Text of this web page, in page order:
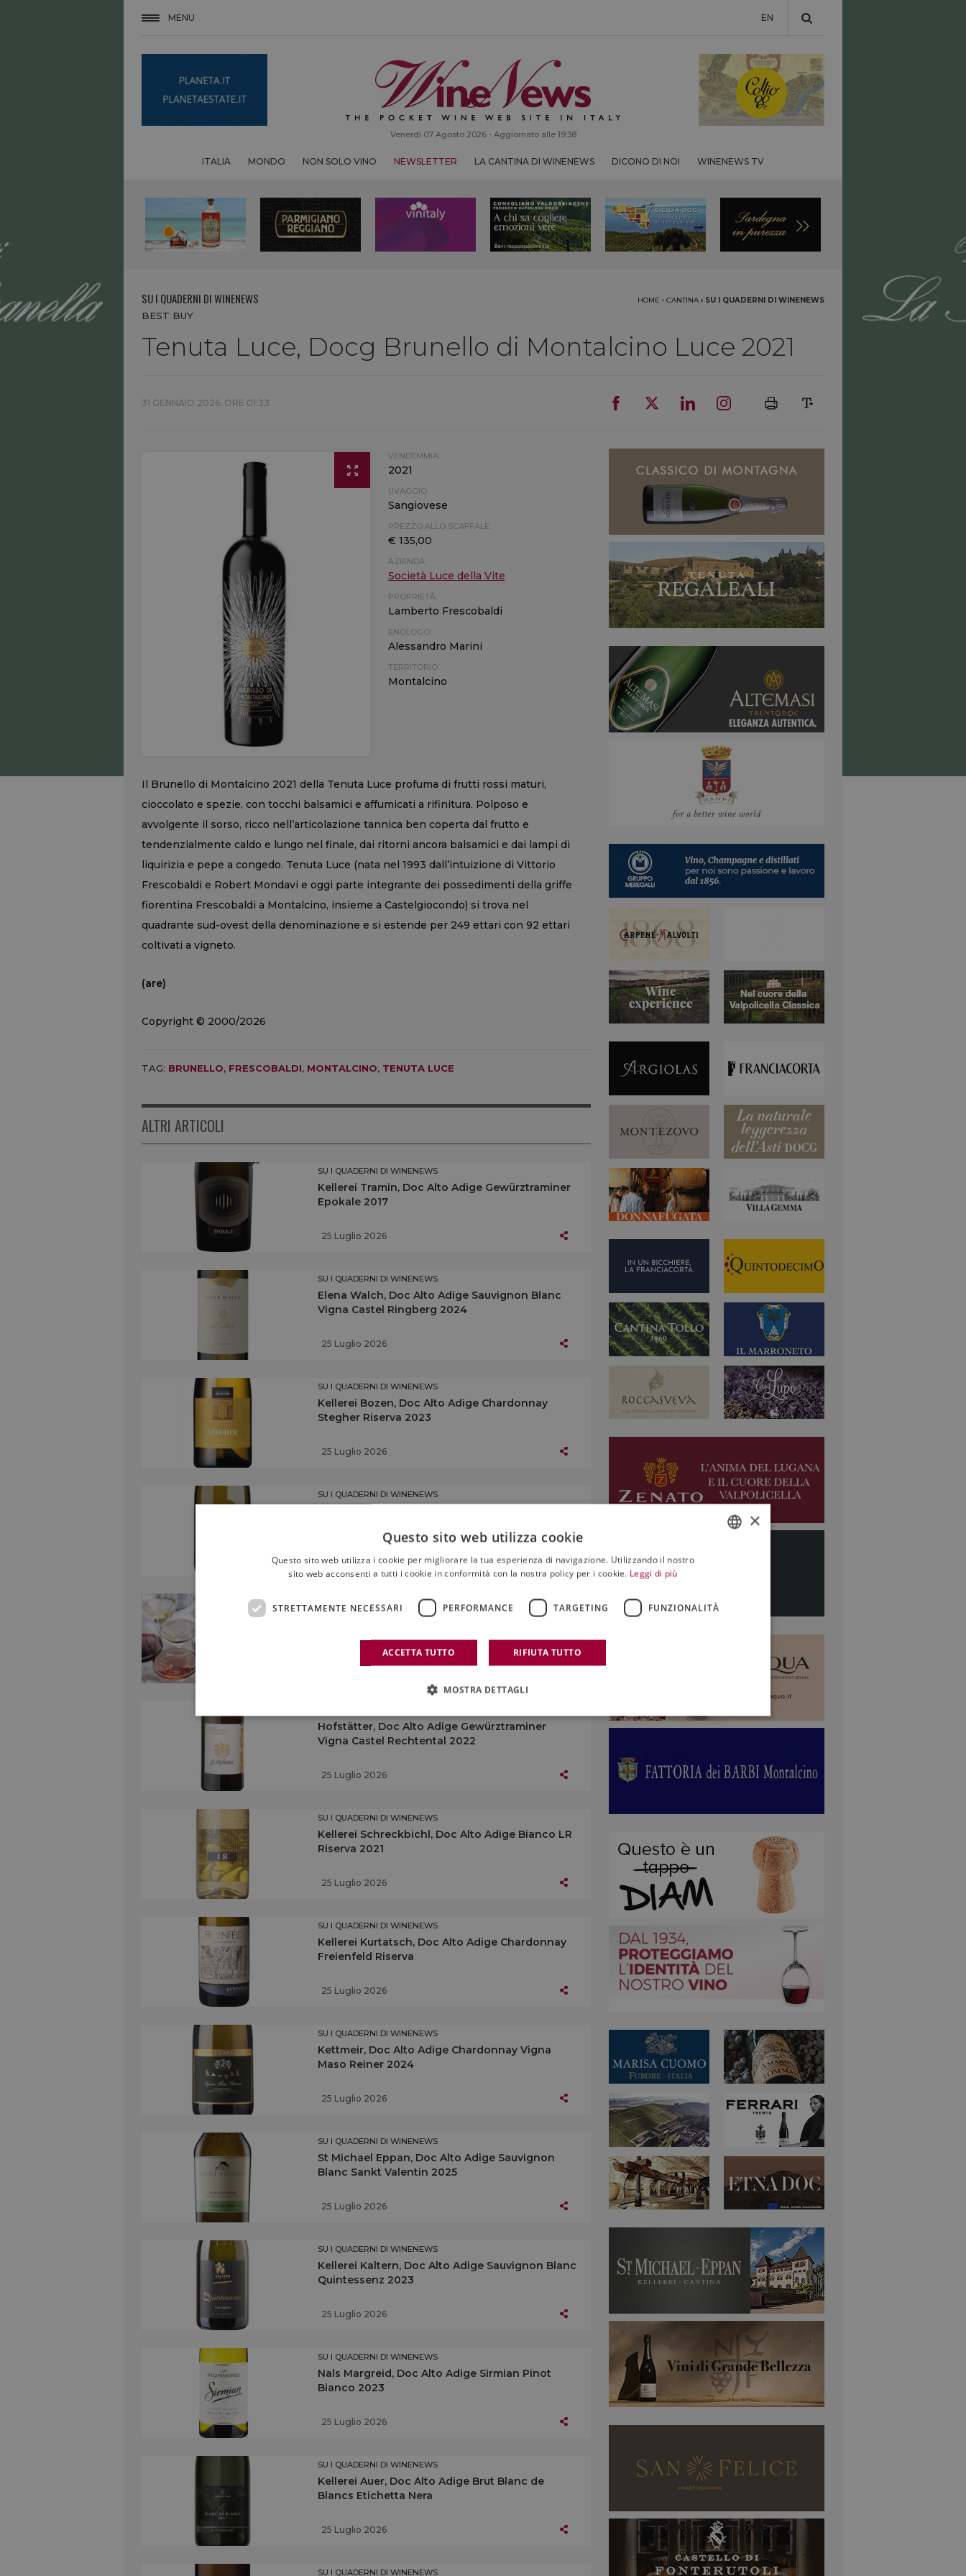
MENU EN
Venerdì 07 Agosto 2026 - Aggiornato alle 19:38
ITALIA MONDO NON SOLO VINO NEWSLETTER LA CANTINA DI WINENEWS DICONO DI NOI WINENEWS TV
SU I QUADERNI DI WINENEWS HOME › CANTINA › SU I QUADERNI DI WINENEWS
BEST BUY
Tenuta Luce, Docg Brunello di Montalcino Luce 2021
31 GENNAIO 2026, ORE 01:33
VENDEMMIA:
2021
UVAGGIO:
Sangiovese
PREZZO ALLO SCAFFALE:
€ 135,00
AZIENDA:
Società Luce della Vite
PROPRIETÀ:
Lamberto Frescobaldi
ENOLOGO:
Alessandro Marini
TERRITORIO:
Montalcino
Il Brunello di Montalcino 2021 della Tenuta Luce profuma di frutti rossi maturi,
cioccolato e spezie, con tocchi balsamici e affumicati a rifinitura. Polposo e
avvolgente il sorso, ricco nell’articolazione tannica ben coperta dal frutto e
tendenzialmente caldo e lungo nel finale, dai ritorni ancora balsamici e dai lampi di
liquirizia e pepe a congedo. Tenuta Luce (nata nel 1993 dall’intuizione di Vittorio
Frescobaldi e Robert Mondavi e oggi parte integrante dei possedimenti della griffe
fiorentina Frescobaldi a Montalcino, insieme a Castelgiocondo) si trova nel
quadrante sud-ovest della denominazione e si estende per 249 ettari con 92 ettari
coltivati a vigneto.
(are)
Copyright © 2000/2026
TAG: BRUNELLO, FRESCOBALDI, MONTALCINO, TENUTA LUCE
ALTRI ARTICOLI
SU I QUADERNI DI WINENEWS
Kellerei Tramin, Doc Alto Adige Gewürztraminer
Epokale 2017
25 Luglio 2026
SU I QUADERNI DI WINENEWS
Elena Walch, Doc Alto Adige Sauvignon Blanc
Vigna Castel Ringberg 2024
25 Luglio 2026
SU I QUADERNI DI WINENEWS
Kellerei Bozen, Doc Alto Adige Chardonnay
Stegher Riserva 2023
25 Luglio 2026
SU I QUADERNI DI WINENEWS
25 Luglio 2026
SU I QUADERNI DI WINENEWS
L’Alto Adige enoico
25 Luglio 2026
Hofstätter, Doc Alto Adige Gewürztraminer
Vigna Castel Rechtental 2022
25 Luglio 2026
SU I QUADERNI DI WINENEWS
Kellerei Schreckbichl, Doc Alto Adige Bianco LR
Riserva 2021
25 Luglio 2026
SU I QUADERNI DI WINENEWS
Kellerei Kurtatsch, Doc Alto Adige Chardonnay
Freienfeld Riserva
25 Luglio 2026
SU I QUADERNI DI WINENEWS
Kettmeir, Doc Alto Adige Chardonnay Vigna
Maso Reiner 2024
25 Luglio 2026
SU I QUADERNI DI WINENEWS
St Michael Eppan, Doc Alto Adige Sauvignon
Blanc Sankt Valentin 2025
25 Luglio 2026
SU I QUADERNI DI WINENEWS
Kellerei Kaltern, Doc Alto Adige Sauvignon Blanc
Quintessenz 2023
25 Luglio 2026
SU I QUADERNI DI WINENEWS
Nals Margreid, Doc Alto Adige Sirmian Pinot
Bianco 2023
25 Luglio 2026
SU I QUADERNI DI WINENEWS
Kellerei Auer, Doc Alto Adige Brut Blanc de
Blancs Etichetta Nera
25 Luglio 2026
SU I QUADERNI DI WINENEWS
×
Questo sito web utilizza cookie
Questo sito web utilizza i cookie per migliorare la tua esperienza di navigazione. Utilizzando il nostro
sito web acconsenti a tutti i cookie in conformità con la nostra policy per i cookie. Leggi di più
STRETTAMENTE NECESSARI PERFORMANCE TARGETING FUNZIONALITÀ
ACCETTA TUTTO RIFIUTA TUTTO
MOSTRA DETTAGLI